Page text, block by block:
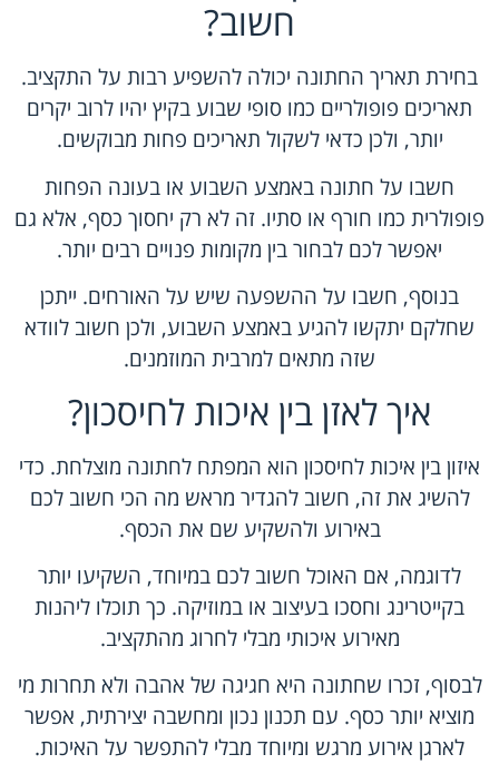
חשוב?
בחירת תאריך החתונה יכולה להשפיע רבות על התקציב.
תאריכים פופולריים כמו סופי שבוע בקיץ יהיו לרוב יקרים
יותר, ולכן כדאי לשקול תאריכים פחות מבוקשים.
חשבו על חתונה באמצע השבוע או בעונה הפחות
פופולרית כמו חורף או סתיו. זה לא רק יחסוך כסף, אלא גם
יאפשר לכם לבחור בין מקומות פנויים רבים יותר.
בנוסף, חשבו על ההשפעה שיש על האורחים. ייתכן
שחלקם יתקשו להגיע באמצע השבוע, ולכן חשוב לוודא
שזה מתאים למרבית המוזמנים.
איך לאזן בין איכות לחיסכון?
איזון בין איכות לחיסכון הוא המפתח לחתונה מוצלחת. כדי
להשיג את זה, חשוב להגדיר מראש מה הכי חשוב לכם
באירוע ולהשקיע שם את הכסף.
לדוגמה, אם האוכל חשוב לכם במיוחד, השקיעו יותר
בקייטרינג וחסכו בעיצוב או במוזיקה. כך תוכלו ליהנות
מאירוע איכותי מבלי לחרוג מהתקציב.
לבסוף, זכרו שחתונה היא חגיגה של אהבה ולא תחרות מי
מוציא יותר כסף. עם תכנון נכון ומחשבה יצירתית, אפשר
לארגן אירוע מרגש ומיוחד מבלי להתפשר על האיכות.